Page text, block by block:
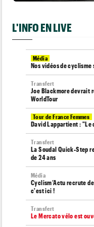
L'INFO EN LIVE
Média
Nos vidéos de cyclisme
Transfert
Joe Blackmore devrait
WorldTour
Tour de France Femmes
David Lappartient :
Transfert
La Soudal Quick-Step
de 24 ans
Média
Cyclism’Actu recrute
c'est ici !
Transfert
Le Mercato vélo est